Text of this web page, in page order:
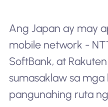
Ang Japan ay may
mobile network -
SoftBank, at
sumasaklaw sa mga
pangunahing ruta